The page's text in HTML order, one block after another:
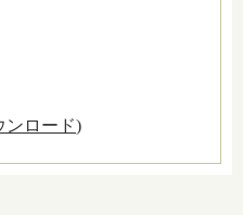
ンロード)